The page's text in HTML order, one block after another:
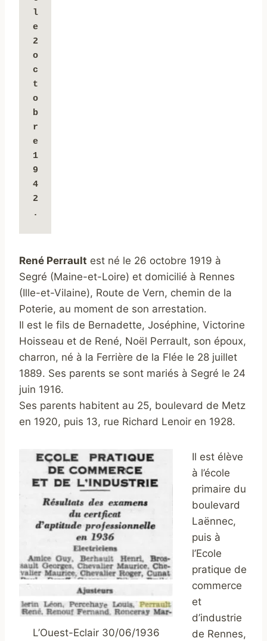
l
e
2
o
c
t
o
b
r
e
1
9
4
2
.
René Perrault est né le 26 octobre 1919 à
Segré (Maine-et-Loire) et domicilié à Rennes
(Ille-et-Vilaine), Route de Vern, chemin de la
Poterie, au moment de son arrestation.
Il est le fils de Bernadette, Joséphine, Victorine
Hoisseau et de René, Noël Perrault, son époux,
charron, né à la Ferrière de la Flée le 28 juillet
1889. Ses parents se sont mariés à Segré le 24
juin 1916.
Ses parents habitent au 25, boulevard de Metz
en 1920, puis 13, rue Richard Lenoir en 1928.
L’Ouest-Eclair 30/06/1936
Il est élève
à l’école
primaire du
boulevard
Laënnec,
puis à
l’Ecole
pratique de
commerce
et
d’industrie
de Rennes,